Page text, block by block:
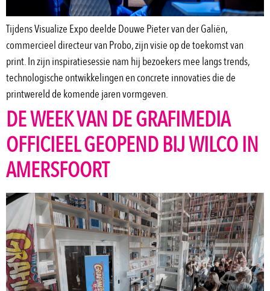
Tijdens Visualize Expo deelde Douwe Pieter van der Galiën,
commercieel directeur van Probo, zijn visie op de toekomst van
print. In zijn inspiratiesessie nam hij bezoekers mee langs trends,
technologische ontwikkelingen en concrete innovaties die de
printwereld de komende jaren vormgeven.
DE WEEK VAN DE GRAFIMEDIA
OFFICIEEL GEOPEND BIJ WILCO IN
AMERSFOORT